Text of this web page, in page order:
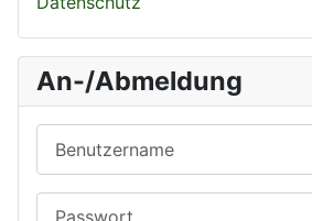
An-/Abmeldung